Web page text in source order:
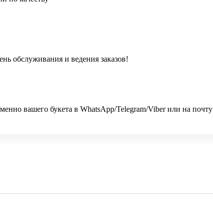
обслуживания и ведения заказов!
вашего букета в WhatsApp/Telegram/Viber или на почту